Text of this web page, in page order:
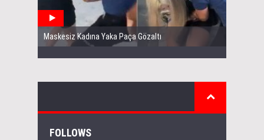
Maskesiz Kadına Yaka Paça Gözaltı
FOLLOWS